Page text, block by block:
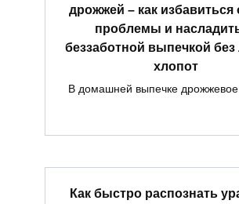
дрожжей – как избавиться
проблемы и
беззаботной выпечкой
хлопот
В домашней выпечке
Как быстро распознать